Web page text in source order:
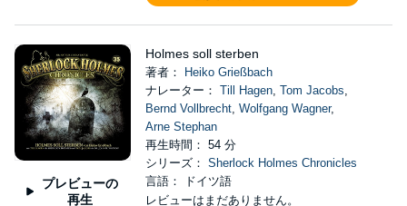
プレビューの
再生
Holmes soll sterben
著者：
Heiko Grießbach
ナレーター： Till Hagen, Tom Jacobs,
Bernd Vollbrecht, Wolfgang Wagner,
Arne Stephan
再生時間： 54 分
シリーズ： Sherlock Holmes Chronicles
言語： ドイツ語
レビューはまだありません。